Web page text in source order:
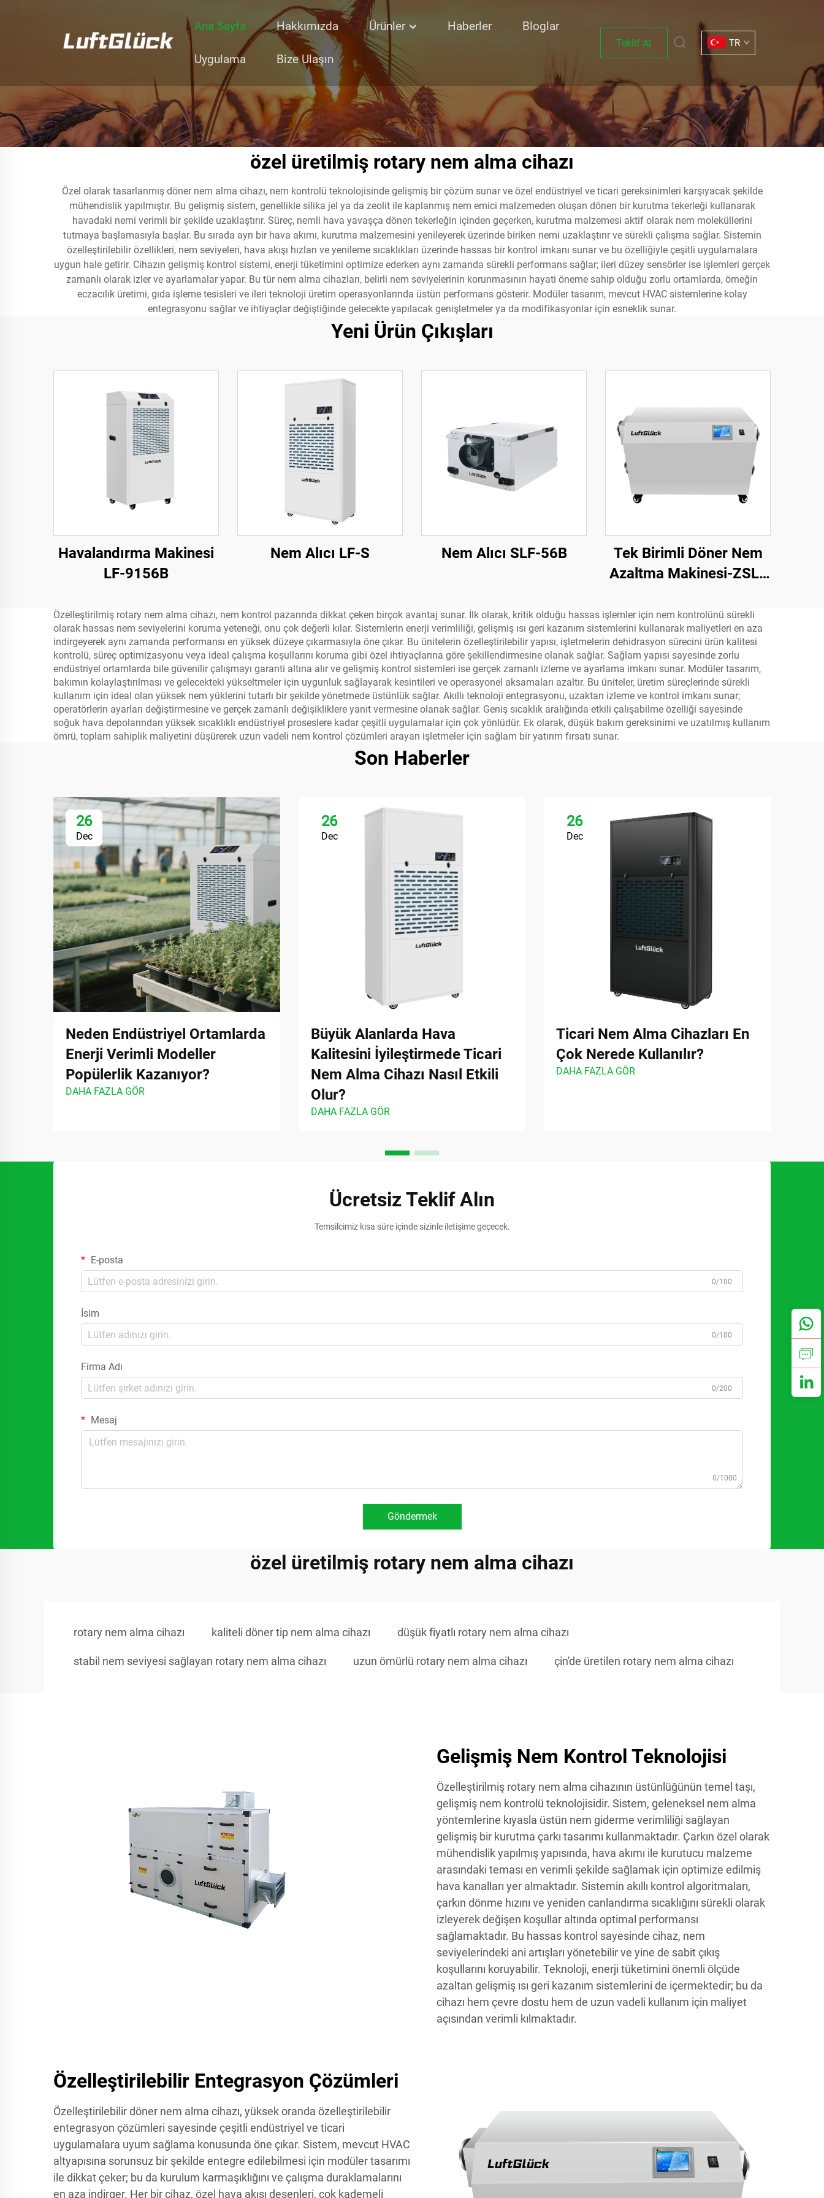
Ana Sayfa Hakkımızda Ürünler Haberler Bloglar
Uygulama Bize Ulaşın
Teklif Al TR
özel üretilmiş rotary nem alma cihazı
Özel olarak tasarlanmış döner nem alma cihazı, nem kontrolü teknolojisinde gelişmiş bir çözüm sunar ve özel endüstriyel ve ticari gereksinimleri karşıyacak şekilde
mühendislik yapılmıştır. Bu gelişmiş sistem, genellikle silika jel ya da zeolit ile kaplanmış nem emici malzemeden oluşan dönen bir kurutma tekerleği kullanarak
havadaki nemi verimli bir şekilde uzaklaştırır. Süreç, nemli hava yavaşça dönen tekerleğin içinden geçerken, kurutma malzemesi aktif olarak nem moleküllerini
tutmaya başlamasıyla başlar. Bu sırada ayrı bir hava akımı, kurutma malzemesini yenileyerek üzerinde biriken nemi uzaklaştırır ve sürekli çalışma sağlar. Sistemin
özelleştirilebilir özellikleri, nem seviyeleri, hava akışı hızları ve yenileme sıcaklıkları üzerinde hassas bir kontrol imkanı sunar ve bu özelliğiyle çeşitli uygulamalara
uygun hale getirir. Cihazın gelişmiş kontrol sistemi, enerji tüketimini optimize ederken aynı zamanda sürekli performans sağlar; ileri düzey sensörler ise işlemleri gerçek
zamanlı olarak izler ve ayarlamalar yapar. Bu tür nem alma cihazları, belirli nem seviyelerinin korunmasının hayati öneme sahip olduğu zorlu ortamlarda, örneğin
eczacılık üretimi, gıda işleme tesisleri ve ileri teknoloji üretim operasyonlarında üstün performans gösterir. Modüler tasarım, mevcut HVAC sistemlerine kolay
entegrasyonu sağlar ve ihtiyaçlar değiştiğinde gelecekte yapılacak genişletmeler ya da modifikasyonlar için esneklik sunar.
Yeni Ürün Çıkışları
Havalandırma Makinesi
LF-9156B
Nem Alıcı LF-S Nem Alıcı SLF-56B
Tek Birimli Döner Nem
Azaltma Makinesi-ZSLF
Özelleştirilmiş rotary nem alma cihazı, nem kontrol pazarında dikkat çeken birçok avantaj sunar. İlk olarak, kritik olduğu hassas işlemler için nem kontrolünü sürekli
olarak hassas nem seviyelerini koruma yeteneği, onu çok değerli kılar. Sistemlerin enerji verimliliği, gelişmiş ısı geri kazanım sistemlerini kullanarak maliyetleri en aza
indirgeyerek aynı zamanda performansı en yüksek düzeye çıkarmasıyla öne çıkar. Bu ünitelerin özelleştirilebilir yapısı, işletmelerin dehidrasyon sürecini ürün kalitesi
kontrolü, süreç optimizasyonu veya ideal çalışma koşullarını koruma gibi özel ihtiyaçlarına göre şekillendirmesine olanak sağlar. Sağlam yapısı sayesinde zorlu
endüstriyel ortamlarda bile güvenilir çalışmayı garanti altına alır ve gelişmiş kontrol sistemleri ise gerçek zamanlı izleme ve ayarlama imkanı sunar. Modüler tasarım,
bakımın kolaylaştırılması ve gelecekteki yükseltmeler için uygunluk sağlayarak kesintileri ve operasyonel aksamaları azaltır. Bu üniteler, üretim süreçlerinde sürekli
kullanım için ideal olan yüksek nem yüklerini tutarlı bir şekilde yönetmede üstünlük sağlar. Akıllı teknoloji entegrasyonu, uzaktan izleme ve kontrol imkanı sunar;
operatörlerin ayarları değiştirmesine ve gerçek zamanlı değişikliklere yanıt vermesine olanak sağlar. Geniş sıcaklık aralığında etkili çalışabilme özelliği sayesinde
soğuk hava depolarından yüksek sıcaklıklı endüstriyel proseslere kadar çeşitli uygulamalar için çok yönlüdür. Ek olarak, düşük bakım gereksinimi ve uzatılmış kullanım
ömrü, toplam sahiplik maliyetini düşürerek uzun vadeli nem kontrol çözümleri arayan işletmeler için sağlam bir yatırım fırsatı sunar.
Son Haberler
26
Dec
Neden Endüstriyel Ortamlarda
Enerji Verimli Modeller
Popülerlik Kazanıyor?
DAHA FAZLA GÖR
26
Dec
Büyük Alanlarda Hava
Kalitesini İyileştirmede Ticari
Nem Alma Cihazı Nasıl Etkili
Olur?
DAHA FAZLA GÖR
26
Dec
Ticari Nem Alma Cihazları En
Çok Nerede Kullanılır?
DAHA FAZLA GÖR
Ücretsiz Teklif Alın
Temsilcimiz kısa süre içinde sizinle iletişime geçecek.
E-posta
0/100
İsim
0/100
Firma Adı
0/200
Mesaj
0/1000
Göndermek
özel üretilmiş rotary nem alma cihazı
rotary nem alma cihazı kaliteli döner tip nem alma cihazı düşük fiyatlı rotary nem alma cihazı
stabil nem seviyesi sağlayan rotary nem alma cihazı uzun ömürlü rotary nem alma cihazı çin'de üretilen rotary nem alma cihazı
Gelişmiş Nem Kontrol Teknolojisi
Özelleştirilmiş rotary nem alma cihazının üstünlüğünün temel taşı,
gelişmiş nem kontrolü teknolojisidir. Sistem, geleneksel nem alma
yöntemlerine kıyasla üstün nem giderme verimliliği sağlayan
gelişmiş bir kurutma çarkı tasarımı kullanmaktadır. Çarkın özel olarak
mühendislik yapılmış yapısında, hava akımı ile kurutucu malzeme
arasındaki teması en verimli şekilde sağlamak için optimize edilmiş
hava kanalları yer almaktadır. Sistemin akıllı kontrol algoritmaları,
çarkın dönme hızını ve yeniden canlandırma sıcaklığını sürekli olarak
izleyerek değişen koşullar altında optimal performansı
sağlamaktadır. Bu hassas kontrol sayesinde cihaz, nem
seviyelerindeki ani artışları yönetebilir ve yine de sabit çıkış
koşullarını koruyabilir. Teknoloji, enerji tüketimini önemli ölçüde
azaltan gelişmiş ısı geri kazanım sistemlerini de içermektedir; bu da
cihazı hem çevre dostu hem de uzun vadeli kullanım için maliyet
açısından verimli kılmaktadır.
Özelleştirilebilir Entegrasyon Çözümleri
Özelleştirilebilir döner nem alma cihazı, yüksek oranda özelleştirilebilir
entegrasyon çözümleri sayesinde çeşitli endüstriyel ve ticari
uygulamalara uyum sağlama konusunda öne çıkar. Sistem, mevcut HVAC
altyapısına sorunsuz bir şekilde entegre edilebilmesi için modüler tasarımı
ile dikkat çeker; bu da kurulum karmaşıklığını ve çalışma duraklamalarını
en aza indirger. Her bir cihaz, özel hava akışı desenleri, çok kademeli